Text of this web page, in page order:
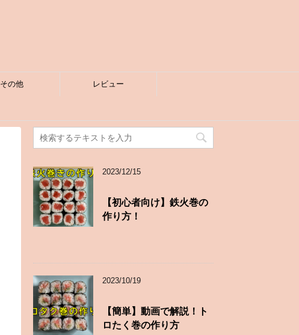
その他 レビュー
2023/12/15
【初心者向け】鉄火巻の
作り方！
2023/10/19
【簡単】動画で解説！ト
ロたく巻の作り方